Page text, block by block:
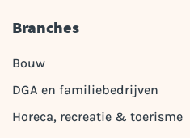
Branches
Bouw
DGA en familiebedrijven
Horeca, recreatie & toerisme